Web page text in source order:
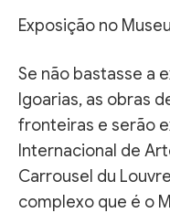
Exposição no
Se não bastasse a
Igoarias, as obras
fronteiras e serão
Internacional de
Carrousel du
complexo que é o